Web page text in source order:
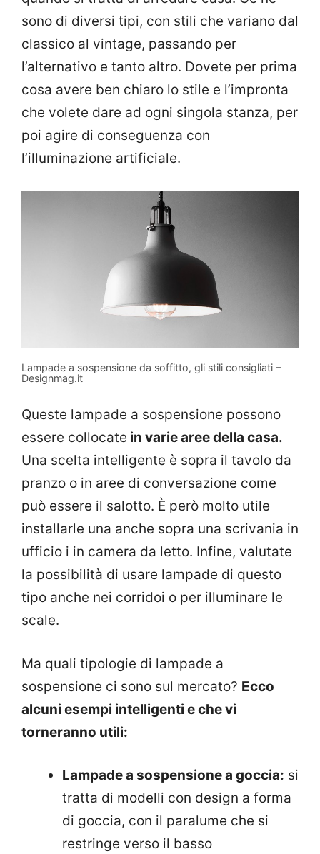
sono di diversi tipi, con stili che variano dal
classico al vintage, passando per
l’alternativo e tanto altro. Dovete per prima
cosa avere ben chiaro lo stile e l’impronta
che volete dare ad ogni singola stanza, per
poi agire di conseguenza con
l’illuminazione artificiale.
Lampade a sospensione da soffitto, gli stili consigliati –
Designmag.it
Queste lampade a sospensione possono
essere collocate in varie aree della casa.
Una scelta intelligente è sopra il tavolo da
pranzo o in aree di conversazione come
può essere il salotto. È però molto utile
installarle una anche sopra una scrivania in
ufficio i in camera da letto. Infine, valutate
la possibilità di usare lampade di questo
tipo anche nei corridoi o per illuminare le
scale.
Ma quali tipologie di lampade a
sospensione ci sono sul mercato? Ecco
alcuni esempi intelligenti e che vi
torneranno utili:
Lampade a sospensione a goccia: si
tratta di modelli con design a forma
di goccia, con il paralume che si
restringe verso il basso